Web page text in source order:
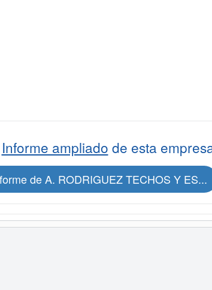
Informe ampliado de esta
de A. RODRIGUEZ TECHOS Y ES...